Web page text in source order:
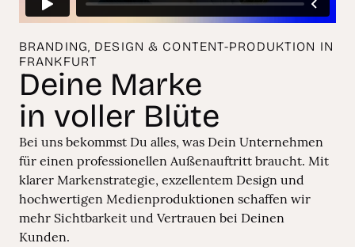
BRANDING, DESIGN & CONTENT-PRODUKTION IN
FRANKFURT
Deine Marke
in voller Blüte
Bei uns bekommst Du alles, was Dein Unternehmen
für einen professionellen Außenauftritt braucht. Mit
klarer Markenstrategie, exzellentem Design und
hochwertigen Medienproduktionen schaffen wir
mehr Sichtbarkeit und Vertrauen bei Deinen
Kunden.